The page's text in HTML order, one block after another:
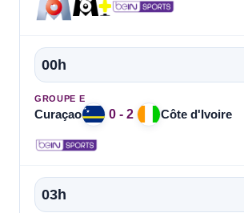
00h
GROUPE E
Curaçao 0 - 2 Côte d'Ivoire
03h